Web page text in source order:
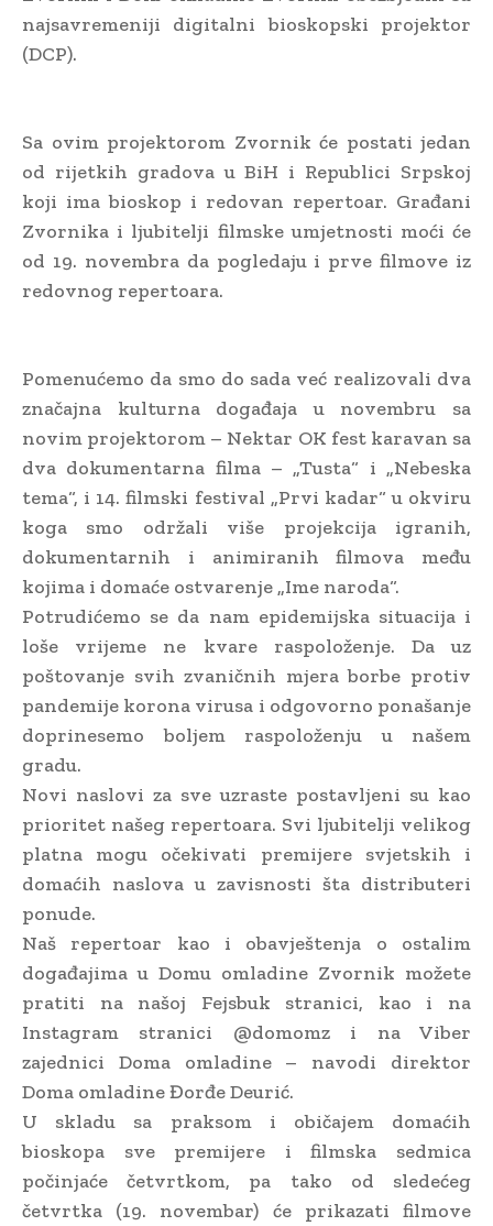
najsavremeniji digitalni bioskopski projektor
(DCP).
Sa ovim projektorom Zvornik će postati jedan
od rijetkih gradova u BiH i Republici Srpskoj
koji ima bioskop i redovan repertoar. Građani
Zvornika i ljubitelji filmske umjetnosti moći će
od 19. novembra da pogledaju i prve filmove iz
redovnog repertoara.
Pomenućemo da smo do sada već realizovali dva
značajna kulturna događaja u novembru sa
novim projektorom – Nektar OK fest karavan sa
dva dokumentarna filma – „Tusta“ i „Nebeska
tema“, i 14. filmski festival „Prvi kadar“ u okviru
koga smo održali više projekcija igranih,
dokumentarnih i animiranih filmova među
kojima i domaće ostvarenje „Ime naroda“.
Potrudićemo se da nam epidemijska situacija i
loše vrijeme ne kvare raspoloženje. Da uz
poštovanje svih zvaničnih mjera borbe protiv
pandemije korona virusa i odgovorno ponašanje
doprinesemo boljem raspoloženju u našem
gradu.
Novi naslovi za sve uzraste postavljeni su kao
prioritet našeg repertoara. Svi ljubitelji velikog
platna mogu očekivati premijere svjetskih i
domaćih naslova u zavisnosti šta distributeri
ponude.
Naš repertoar kao i obavještenja o ostalim
događajima u Domu omladine Zvornik možete
pratiti na našoj Fejsbuk stranici, kao i na
Instagram stranici @domomz i na Viber
zajednici Doma omladine – navodi direktor
Doma omladine Đorđe Deurić.
U skladu sa praksom i običajem domaćih
bioskopa sve premijere i filmska sedmica
počinjaće četvrtkom, pa tako od sledećeg
četvrtka (19. novembar) će prikazati filmove